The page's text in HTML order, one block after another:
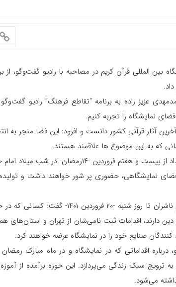
عزیز زاده به برنامه “تقاطع فرهنگ” رادیو
نمایشگاه را تجربه کنیم.
آثار قرآنی کشور دانست و افزود: این فضا منجر به
که به این موضوع ها علاقمند هستند.
عزیززاده با اشاره به آغاز به کار این رویداد از بیست
نمایشگاهی، حضوری پر شور خواهند داشت و
وی با اشاره به آخرین فرصت ثبت نام ناشران تا
دارند، اقدامات ثبت نامی‌شان از تهران و استان‌های
صنایع خود را در نمایشگاه عرضه خواهند کرد.
درباره اقداماتی که در نمایشگاه و در ماه مبارک
سبک زندگی می‌پردازد. این حوزه برآمده از
می‌شود.